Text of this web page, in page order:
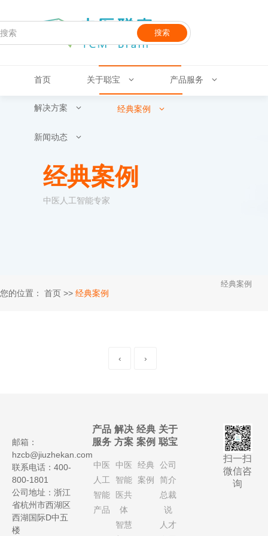
搜索
首页 关于聪宝 产品服务
解决方案 经典案例
新闻动态
经典案例
中医人工智能专家
您的位置： 首页 >> 经典案例
经典案例
‹ ›
邮箱：
hzcb@jiuzhekan.com
联系电话：400-
800-1801
公司地址：浙江
省杭州市西湖区
西湖国际D中五
楼
产品
服务
中医
人工
智能
产品
解决
方案
中医
智能
医共
体
智慧
经典
案例
经典
案例
关于
聪宝
公司
简介
总裁
说
人才
扫一扫
微信咨
询